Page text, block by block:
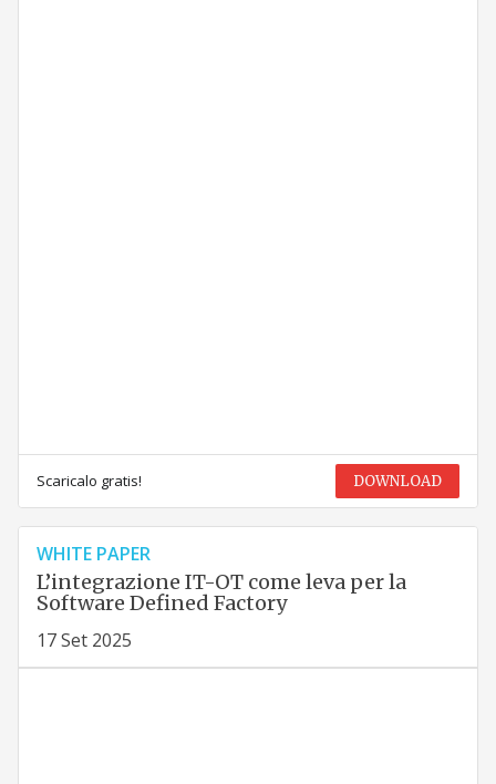
Scaricalo gratis! DOWNLOAD
WHITE PAPER
L’integrazione IT-OT come leva per la
Software Defined Factory
17 Set 2025